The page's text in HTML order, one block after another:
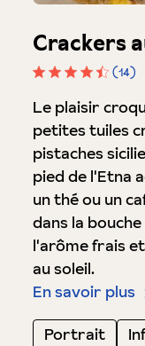
Crackers
(14)
Le plaisir
petites tuiles
pistaches
pied de l'Etna
un thé ou un
dans la
l'arôme frais
au soleil.
En savoir plus
Portrait